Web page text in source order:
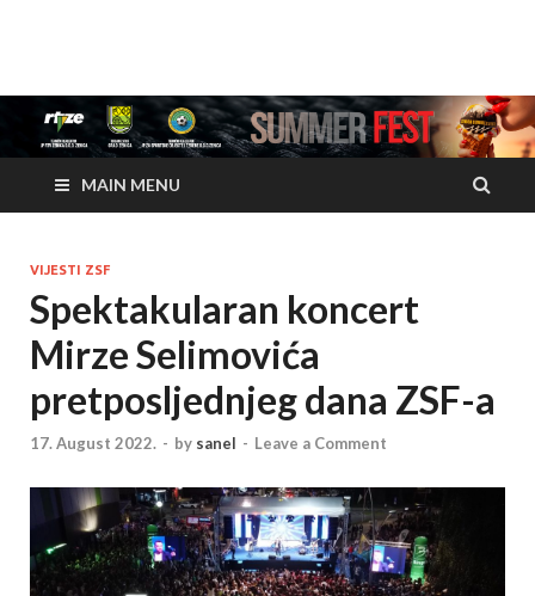
MAIN MENU
VIJESTI ZSF
Spektakularan koncert
Mirze Selimovića
pretposljednjeg dana ZSF-a
17. August 2022. - by sanel - Leave a Comment